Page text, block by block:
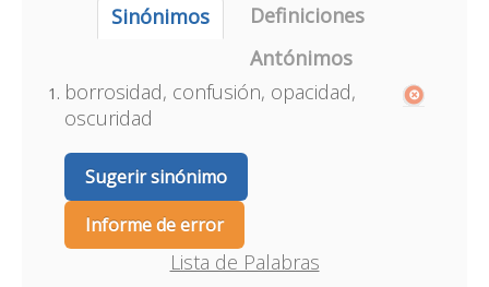
Sinónimos
Definiciones
Antónimos
borrosidad, confusión, opacidad,
oscuridad
Sugerir sinónimo
Informe de error
Lista de Palabras